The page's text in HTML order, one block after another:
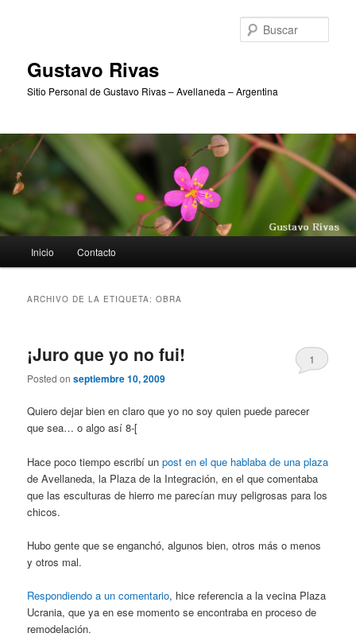
Gustavo Rivas
Sitio Personal de Gustavo Rivas – Avellaneda – Argentina
principal
Inicio Contacto
ARCHIVO DE LA ETIQUETA:OBRA
¡Juro que yo no fui!
Posted onseptiembre 10, 2009
1
Quiero dejar bien en claro que yo no soy quien puede parecer
que sea… o algo así 8-[
Hace poco tiempo escribí unpost en el que hablaba de una plaza
de Avellaneda, la Plaza de la Integración, en el que comentaba
que las esculturas de hierro me parecían muy peligrosas para los
chicos.
Hubo gente que se enganchó, algunos bien, otros más o menos
y otros mal.
Respondiendo a un comentario, hice referencia a la vecina Plaza
Ucrania, que ya en ese momento se encontraba en proceso de
remodelación.